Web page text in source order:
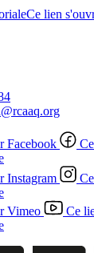
Ce lien
Facebook
Instagram
Vimeo
Ce